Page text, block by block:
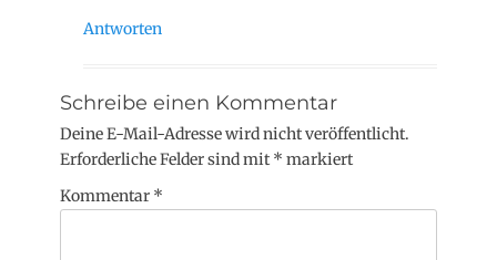
Antworten
Schreibe einen Kommentar
Deine E-Mail-Adresse wird nicht veröffentlicht.
Erforderliche Felder sind mit * markiert
Kommentar *